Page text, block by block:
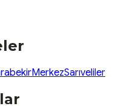
MerkezSarıveliler